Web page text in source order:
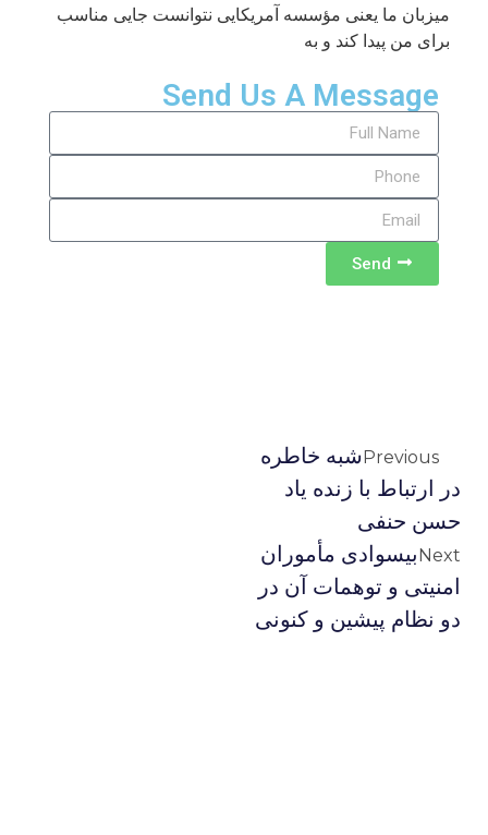
میزبان ما یعنی مؤسسه آمریکایی نتوانست جایی مناسب
برای من پیدا کند و به
Send Us A Message
Send
Previous شبه خاطره
در ارتباط با زنده یاد
حسن حنفی
Next بیسوادی مأموران
امنیتی و توهمات آن در
دو نظام پیشین و کنونی